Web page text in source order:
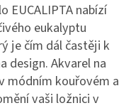
EUCALIPTA nabízí
eukalyptu
je čím dál častěji k
design. Akvarel na
módním kouřovém a
vaši ložnici v